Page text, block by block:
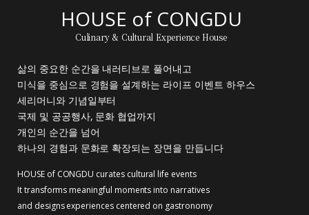
HOUSE of CONGDU
Culinary & Cultural Experience House
삶의 중요한 순간을 내러티브로 풀어내고
미식을 중심으로 경험을 설계하는 라이프 이벤트 하우스
세리머니와 기념일부터
국제 및 공공행사, 문화 협업까지
개인의 순간을 넘어
하나의 경험과 문화로 확장되는 장면을 만듭니다
HOUSE of CONGDU curates cultural life events
It transforms meaningful moments into narratives
and designs experiences centered on gastronomy